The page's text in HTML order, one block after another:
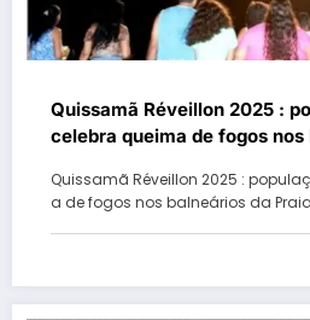
Quissamã Réveillon 2025 :
celebra queima de fogos nos
do Furado
Quissamã Réveillon 2025 :
a de fogos nos balneários da